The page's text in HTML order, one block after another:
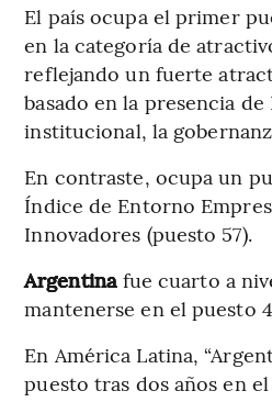
El país ocupa el primer
en la categoría de
reflejando un fuerte
basado en la presencia
institucional, la
En contraste, ocupa un
Índice de Entorno
Innovadores (puesto 57).
Argentinafue cuarto a
mantenerse en el puesto
En América Latina,
puesto tras dos años en